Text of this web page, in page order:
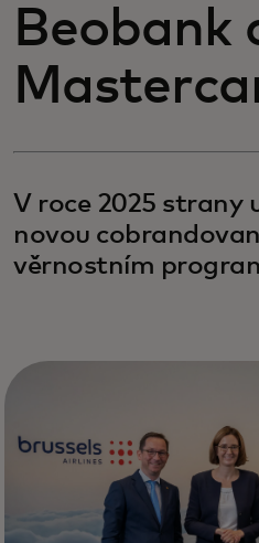
Beobank
V roce 2025 strany
novou
věrnostním